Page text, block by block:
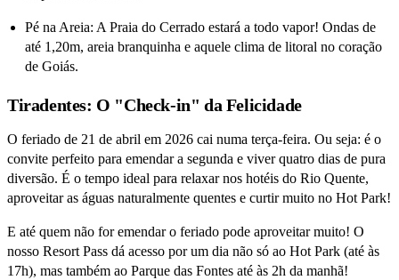
Pé na Areia: A Praia do Cerrado estará a todo vapor! Ondas de
até 1,20m, areia branquinha e aquele clima de litoral no coração
de Goiás.
Tiradentes: O "Check-in" da Felicidade
O feriado de 21 de abril em 2026 cai numa terça-feira. Ou seja: é o
convite perfeito para emendar a segunda e viver quatro dias de pura
diversão. É o tempo ideal para relaxar nos hotéis do Rio Quente,
aproveitar as águas naturalmente quentes e curtir muito no Hot Park!
E até quem não for emendar o feriado pode aproveitar muito! O
nosso Resort Pass dá acesso por um dia não só ao Hot Park (até às
17h), mas também ao Parque das Fontes até às 2h da manhã!